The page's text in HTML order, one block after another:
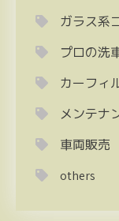
ガラス系
プロの洗
カーフィ
メンテナ
車両販売
others